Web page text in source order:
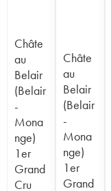
Châte
au
Belair
(Belair
-
Mona
nge)
1er
Grand
Cru
Châte
au
Belair
(Belair
-
Mona
nge)
1er
Grand